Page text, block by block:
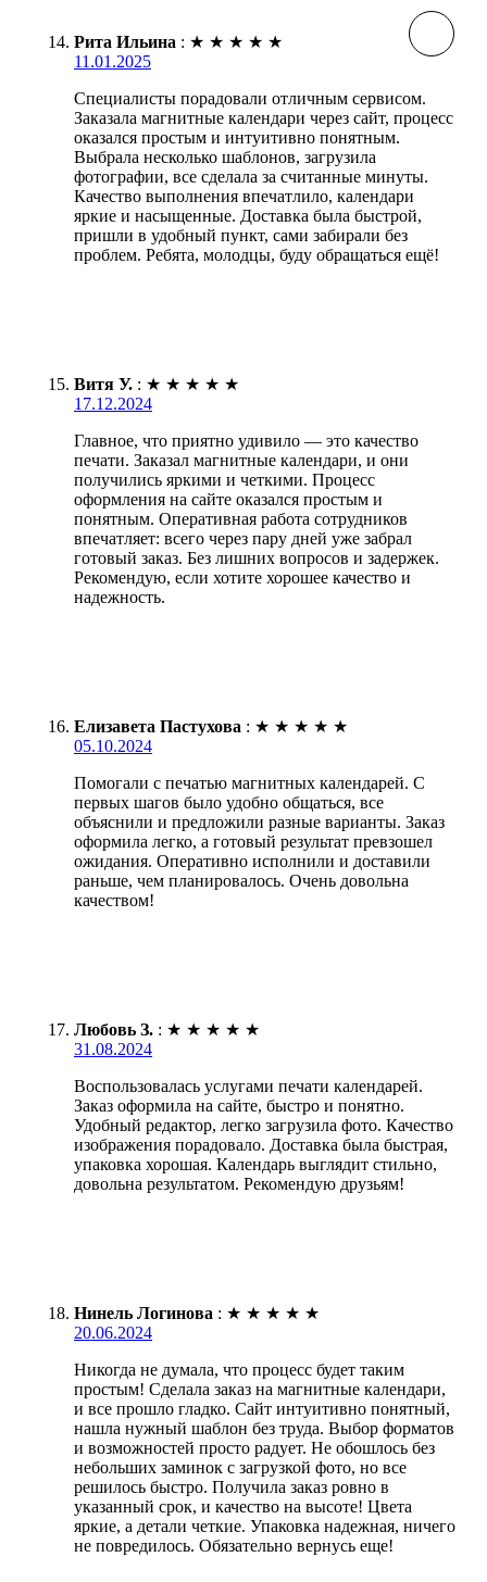
Рита Ильина : ★ ★ ★ ★ ★
11.01.2025
Специалисты порадовали отличным сервисом.
Заказала магнитные календари через сайт, процесс
оказался простым и интуитивно понятным.
Выбрала несколько шаблонов, загрузила
фотографии, все сделала за считанные минуты.
Качество выполнения впечатлило, календари
яркие и насыщенные. Доставка была быстрой,
пришли в удобный пункт, сами забирали без
проблем. Ребята, молодцы, буду обращаться ещё!
Витя У. : ★ ★ ★ ★ ★
17.12.2024
Главное, что приятно удивило — это качество
печати. Заказал магнитные календари, и они
получились яркими и четкими. Процесс
оформления на сайте оказался простым и
понятным. Оперативная работа сотрудников
впечатляет: всего через пару дней уже забрал
готовый заказ. Без лишних вопросов и задержек.
Рекомендую, если хотите хорошее качество и
надежность.
Елизавета Пастухова : ★ ★ ★ ★ ★
05.10.2024
Помогали с печатью магнитных календарей. С
первых шагов было удобно общаться, все
объяснили и предложили разные варианты. Заказ
оформила легко, а готовый результат превзошел
ожидания. Оперативно исполнили и доставили
раньше, чем планировалось. Очень довольна
качеством!
Любовь З. : ★ ★ ★ ★ ★
31.08.2024
Воспользовалась услугами печати календарей.
Заказ оформила на сайте, быстро и понятно.
Удобный редактор, легко загрузила фото. Качество
изображения порадовало. Доставка была быстрая,
упаковка хорошая. Календарь выглядит стильно,
довольна результатом. Рекомендую друзьям!
Нинель Логинова : ★ ★ ★ ★ ★
20.06.2024
Никогда не думала, что процесс будет таким
простым! Сделала заказ на магнитные календари,
и все прошло гладко. Сайт интуитивно понятный,
нашла нужный шаблон без труда. Выбор форматов
и возможностей просто радует. Не обошлось без
небольших заминок с загрузкой фото, но все
решилось быстро. Получила заказ ровно в
указанный срок, и качество на высоте! Цвета
яркие, а детали четкие. Упаковка надежная, ничего
не повредилось. Обязательно вернусь еще!